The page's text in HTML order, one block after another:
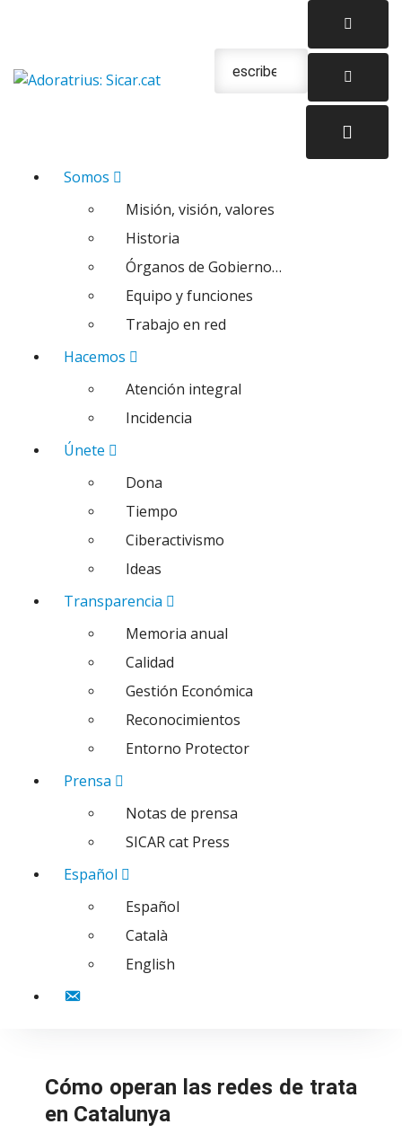
Somos
Misión, visión, valores
Historia
Órganos de Gobierno…
Equipo y funciones
Trabajo en red
Hacemos
Atención integral
Incidencia
Únete
Dona
Tiempo
Ciberactivismo
Ideas
Transparencia
Memoria anual
Calidad
Gestión Económica
Reconocimientos
Entorno Protector
Prensa
Notas de prensa
SICAR cat Press
Español
Español
Català
English
Contacto
Cómo operan las redes de trata
en Catalunya